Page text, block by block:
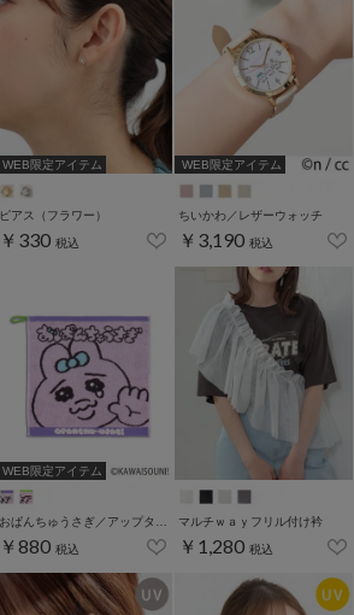
WEB限定アイテム
ピアス（フラワー）
￥330 税込
WEB限定アイテム
ちいかわ／レザーウォッチ
￥3,190 税込
WEB限定アイテム
￥880 税込
マルチｗａｙフリル付け衿
￥1,280 税込